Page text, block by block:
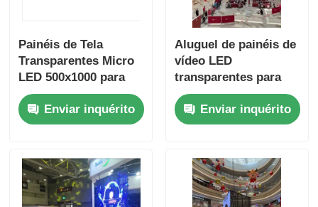
Painéis de Tela
Transparentes Micro
LED 500x1000 para
Aluguel com Trava
Rápida e
Personalizados
Enviar inquérito
Aluguel de painéis de
vídeo LED
transparentes para
exibição de
informações de
concertos
Enviar inquérito